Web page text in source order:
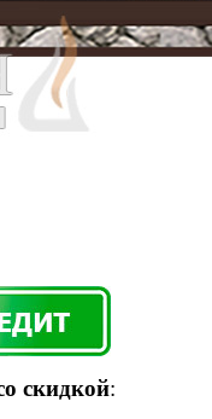
скидкой: